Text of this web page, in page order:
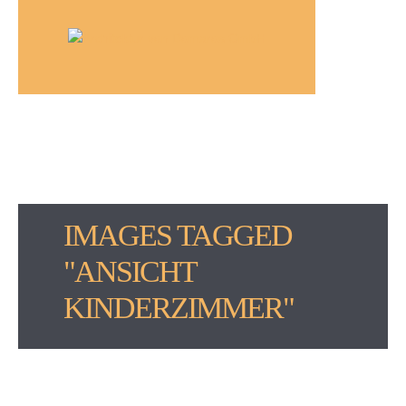
IMAGES TAGGED
"ANSICHT
KINDERZIMMER"